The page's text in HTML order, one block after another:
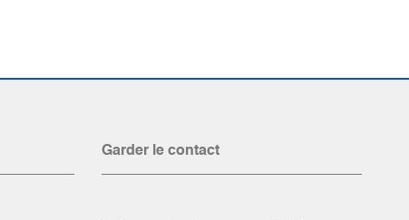
Garder le contact